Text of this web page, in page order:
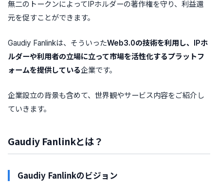
無二のトークンによってIPホルダーの著作権を守り、利益還
元を促すことができます。
Gaudiy Fanlinkは、そういったWeb3.0の技術を利用し、IPホ
ルダーや利用者の立場に立って市場を活性化するプラットフ
ォームを提供している企業です。
企業設立の背景も含めて、世界観やサービス内容をご紹介し
ていきます。
Gaudiy Fanlinkとは？
Gaudiy Fanlinkのビジョン